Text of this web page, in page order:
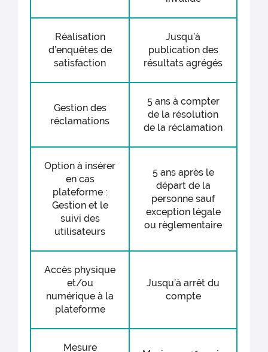
Réalisation
d’enquêtes de
satisfaction
Jusqu’à
publication des
résultats agrégés
Gestion des
réclamations
5 ans à compter
de la résolution
de la réclamation
Option à insérer
en cas
plateforme :
Gestion et le
suivi des
utilisateurs
5 ans après le
départ de la
personne sauf
exception légale
ou règlementaire
Accès physique
et/ou
numérique à la
plateforme
Jusqu’à arrêt du
compte
Mesure